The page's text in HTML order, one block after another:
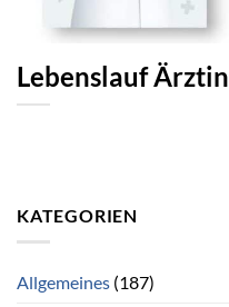
Lebenslauf Ärztin
KATEGORIEN
Allgemeines (187)